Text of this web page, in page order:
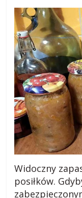
Widoczny
posiłków.